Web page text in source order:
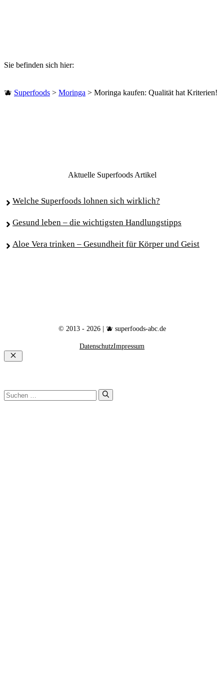
Sie befinden sich hier:
🫐 Superfoods > Moringa > Moringa kaufen: Qualität hat Kriterien!
Aktuelle Superfoods Artikel
Welche Superfoods lohnen sich wirklich?
Gesund leben – die wichtigsten Handlungstipps
Aloe Vera trinken – Gesundheit für Körper und Geist
© 2013 - 2026 | 🫐 superfoods-abc.de
DatenschutzImpressum
Schließen
Suchen
nach: